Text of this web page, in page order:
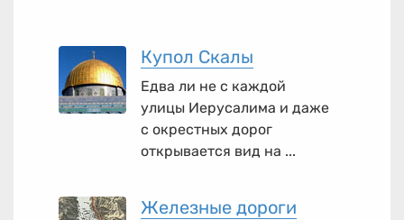
Купол Скалы
Едва ли не с каждой
улицы Иерусалима и даже
с окрестных дорог
открывается вид на ...
Железные дороги